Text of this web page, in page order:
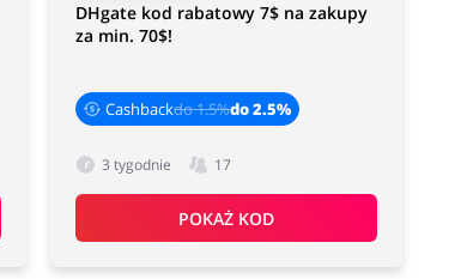
DHgate kod rabatowy 7$ na zakupy
za min. 70$!
Cashbackdo 1.5%do 2.5%
3 tygodnie 17
POKAŻ KOD